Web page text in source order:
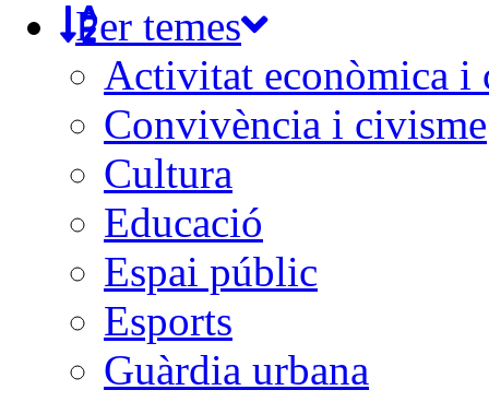
Per temes
Activitat econòmica i
Convivència i civisme
Cultura
Educació
Espai públic
Esports
Guàrdia urbana